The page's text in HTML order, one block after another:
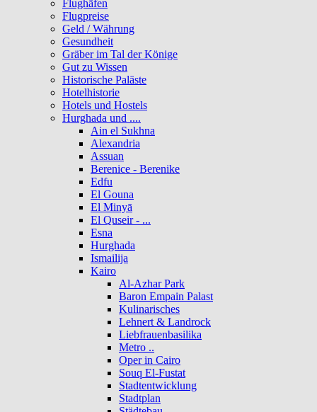
Flughäfen
Flugpreise
Geld / Währung
Gesundheit
Gräber im Tal der Könige
Gut zu Wissen
Historische Paläste
Hotelhistorie
Hotels und Hostels
Hurghada und ....
Ain el Sukhna
Alexandria
Assuan
Berenice - Berenike
Edfu
El Gouna
El Minyā
El Quseir - ...
Esna
Hurghada
Ismailija
Kairo
Al-Azhar Park
Baron Empain Palast
Kulinarisches
Lehnert & Landrock
Liebfrauenbasilika
Metro ..
Oper in Cairo
Souq El-Fustat
Stadtentwicklung
Stadtplan